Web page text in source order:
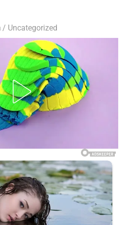
Uncategorized